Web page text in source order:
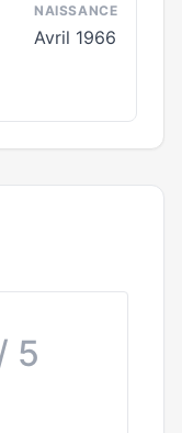
NAISSANCE
Avril 1966
5